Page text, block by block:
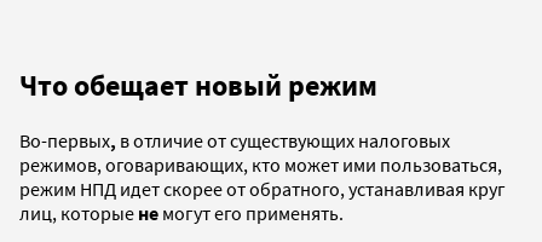
Что обещает новый режим
Во-первых, в отличие от существующих налоговых
режимов, оговаривающих, кто может ими пользоваться,
режим НПД идет скорее от обратного, устанавливая круг
лиц, которые не могут его применять.